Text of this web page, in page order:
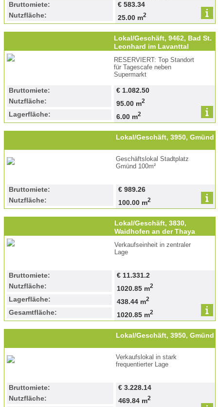
Bruttomiete:
€ 583.34
Nutzfläche:
25.00 m2
Lokal/Geschäft, 9462, Bad St.
Leonhard im Lavanttal
RESERVIERT: Top Standort
für Tagescafe neben
Supermarkt
Bruttomiete:
€ 1.082.50
Nutzfläche:
95.00 m2
Lagerfläche: 6.00 m2
Lokal/Geschäft, 3950, Gmünd
Geschäftslokal Stadtplatz
Gmünd 100m²
Bruttomiete:
€ 989.26
Nutzfläche:
100.00 m2
Lokal/Geschäft, 3830,
Waidhofen an der Thaya
Verkaufseinheit in zentraler
Lage
Bruttomiete:
€ 11.331.2
Nutzfläche:
1020.85 m2
Lagerfläche: 438.44 m2
Gesamtfläche: 1020.85 m2
Lokal/Geschäft, 3950, Gmünd
Verkaufslokal in stark
frequentierter Lage
Bruttomiete:
€ 3.228.14
Nutzfläche:
469.84 m2